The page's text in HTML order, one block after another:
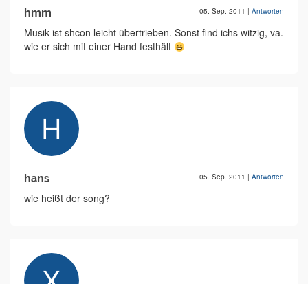
hmm 05. Sep. 2011 | Antworten
Musik ist shcon leicht übertrieben. Sonst find ichs witzig, va.
wie er sich mit einer Hand festhält
hans 05. Sep. 2011 | Antworten
wie heißt der song?